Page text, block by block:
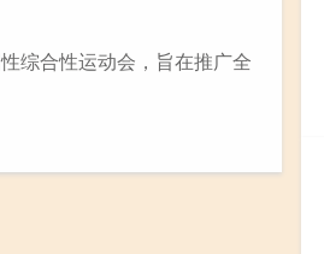
综合性运动会，旨在推广全